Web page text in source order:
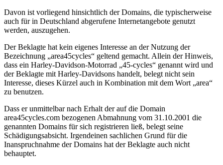
Davon ist vorliegend hinsichtlich der Domains, die typischerweise
auch für in Deutschland abgerufene Internetangebote genutzt
werden, auszugehen.
Der Beklagte hat kein eigenes Interesse an der Nutzung der
Bezeichnung „area45cycles“ geltend gemacht. Allein der Hinweis,
dass ein Harley-Davidson-Motorrad „45-cycles“ genannt wird und
der Beklagte mit Harley-Davidsons handelt, belegt nicht sein
Interesse, dieses Kürzel auch in Kombination mit dem Wort „area“
zu benutzen.
Dass er unmittelbar nach Erhalt der auf die Domain
area45cycles.com bezogenen Abmahnung vom 31.10.2001 die
genannten Domains für sich registrieren ließ, belegt seine
Schädigungsabsicht. Irgendeinen sachlichen Grund für die
Inanspruchnahme der Domains hat der Beklagte auch nicht
behauptet.